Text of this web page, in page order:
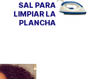
SAL PARA
LIMPIAR LA
PLANCHA